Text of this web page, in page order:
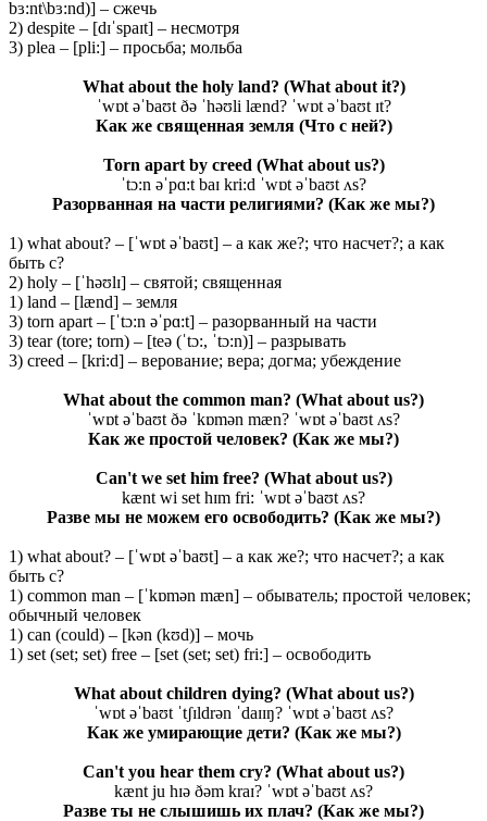
bɜ:nt\bɜ:nd)] – сжечь
2) despite – [dɪˈspaɪt] – несмотря
3) plea – [pli:] – просьба; мольба
What about the holy land? (What about it?)
ˈwɒt əˈbaʊt ðə ˈhəʊli lænd? ˈwɒt əˈbaʊt ɪt?
Как же священная земля (Что с ней?)
Torn apart by creed (What about us?)
ˈtɔ:n əˈpɑ:t baɪ kri:d ˈwɒt əˈbaʊt ʌs?
Разорванная на части религиями? (Как же мы?)
1) what about? – [ˈwɒt əˈbaʊt] – а как же?; что насчет?; а как
быть с?
2) holy – [ˈhəʊlɪ] – святой; священная
1) land – [lænd] – земля
3) torn apart – [ˈtɔ:n əˈpɑ:t] – разорванный на части
3) tear (tore; torn) – [teə (ˈtɔ:, ˈtɔ:n)] – разрывать
3) creed – [kri:d] – верование; вера; догма; убеждение
What about the common man? (What about us?)
ˈwɒt əˈbaʊt ðə ˈkɒmən mæn? ˈwɒt əˈbaʊt ʌs?
Как же простой человек? (Как же мы?)
Can't we set him free? (What about us?)
kænt wi set hɪm fri: ˈwɒt əˈbaʊt ʌs?
Разве мы не можем его освободить? (Как же мы?)
1) what about? – [ˈwɒt əˈbaʊt] – а как же?; что насчет?; а как
быть с?
1) common man – [ˈkɒmən mæn] – обыватель; простой человек;
обычный человек
1) can (could) – [kən (kʊd)] – мочь
1) set (set; set) free – [set (set; set) fri:] – освободить
What about children dying? (What about us?)
ˈwɒt əˈbaʊt ˈtʃɪldrən ˈdaɪɪŋ? ˈwɒt əˈbaʊt ʌs?
Как же умирающие дети? (Как же мы?)
Can't you hear them cry? (What about us?)
kænt ju hɪə ðəm kraɪ? ˈwɒt əˈbaʊt ʌs?
Разве ты не слышишь их плач? (Как же мы?)